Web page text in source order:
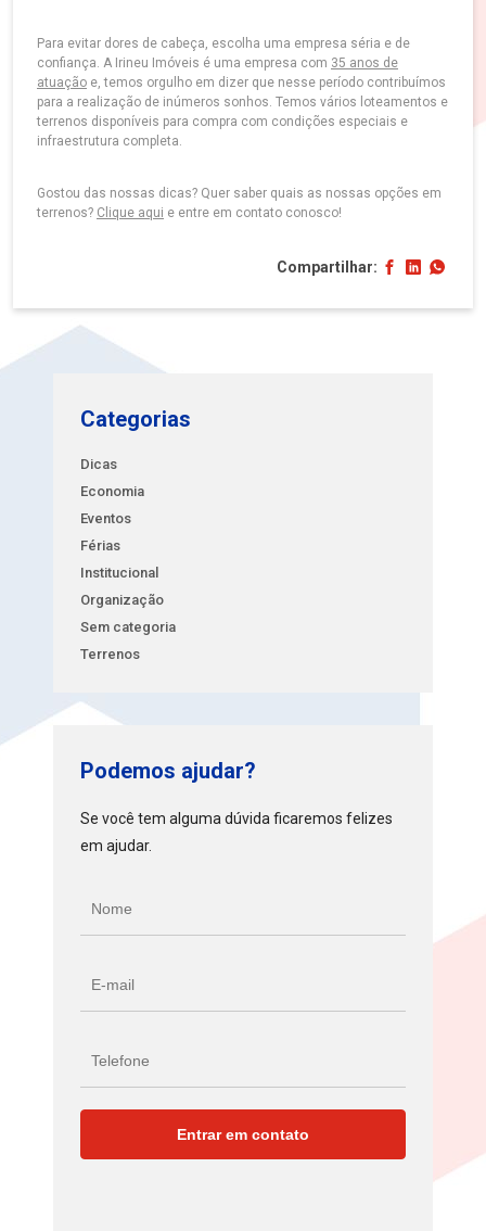
Para evitar dores de cabeça, escolha uma empresa séria e de
confiança. A Irineu Imóveis é uma empresa com 35 anos de
atuação e, temos orgulho em dizer que nesse período contribuímos
para a realização de inúmeros sonhos. Temos vários loteamentos e
terrenos disponíveis para compra com condições especiais e
infraestrutura completa.
Gostou das nossas dicas? Quer saber quais as nossas opções em
terrenos? Clique aqui e entre em contato conosco!
Compartilhar:
Categorias
Dicas
Economia
Eventos
Férias
Institucional
Organização
Sem categoria
Terrenos
Podemos ajudar?
Se você tem alguma dúvida ficaremos felizes
em ajudar.